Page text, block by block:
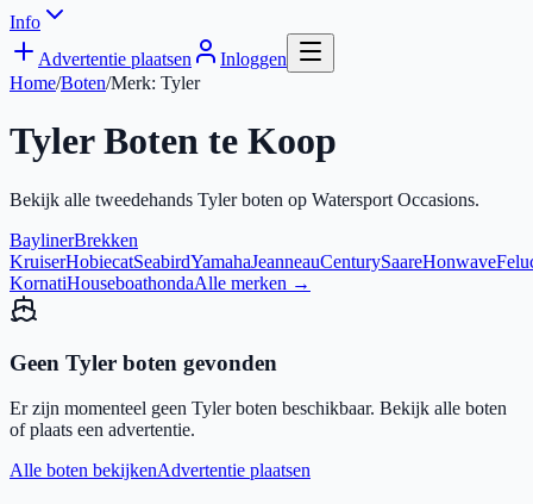
Info
Advertentie plaatsen
Inloggen
Home/Boten/Merk: Tyler
TylerBoten te Koop
Bekijk alle tweedehands Tylerboten op Watersport Occasions.
BaylinerBrekken
KruiserHobiecatSeabirdYamahaJeanneauCenturySaareHonwave
KornatiHouseboathondaAlle merken →
Geen Tyler boten gevonden
Er zijn momenteel geen Tylerboten beschikbaar. Bekijk alle boten
of plaats een advertentie.
Alle boten bekijkenAdvertentie plaatsen